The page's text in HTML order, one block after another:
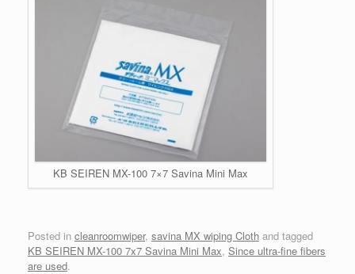
KB SEIREN MX-100 7×7 Savina Mini Max
Posted in cleanroomwiper, savina MX wiping Cloth and tagged
KB SEIREN MX-100 7x7 Savina Mini Max, Since ultra-fine fibers
are used.